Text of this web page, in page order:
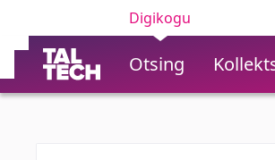
Digikogu
Otsing